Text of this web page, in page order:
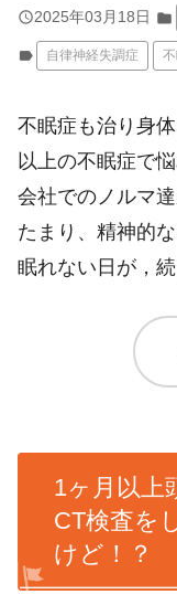
query_builder2025年03月18日 folder
label 自律神経失調症
不眠症も治り身
以上の不眠症で
会社でのノルマ
たまり、精神的
眠れない日が，
1ヶ月以上
CT検査を
けど！？